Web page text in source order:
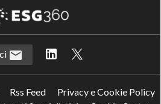
che cosa sono e che ruolo
l’ESG
AI e sostenibilità per il report